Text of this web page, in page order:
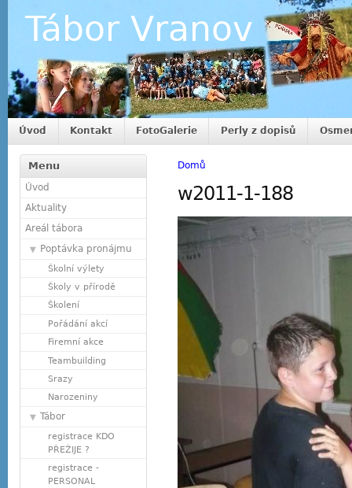
Tábor Vranov
Úvod Kontakt FotoGalerie Perly z dopisů
Menu
Úvod
Aktuality
Areál tábora
Poptávka pronájmu
Školní výlety
Školy v přírodě
Školení
Pořádání akcí
Firemní akce
Teambuilding
Srazy
Narozeniny
Tábor
registrace KDO
PŘEŽIJE ?
registrace -
PERSONAL
Domů
w2011-1-188